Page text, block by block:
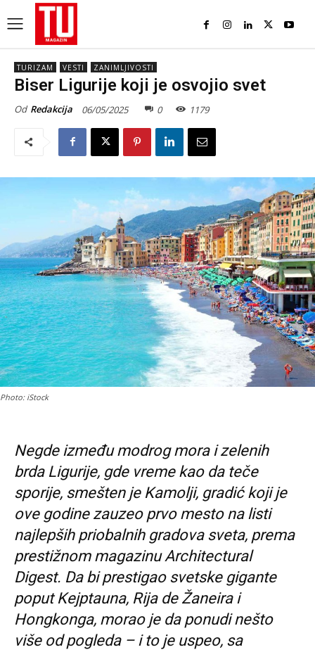
TURIZAM VESTI ZANIMLJIVOSTI
Biser Ligurije koji je osvojio svet
Od Redakcija 06/05/2025 0 1179
Photo: iStock
Negde između modrog mora i zelenih
brda Ligurije, gde vreme kao da teče
sporije, smešten je Kamolji, gradić koji je
ove godine zauzeo prvo mesto na listi
najlepših priobalnih gradova sveta, prema
prestižnom magazinu Architectural
Digest. Da bi prestigao svetske gigante
poput Kejptauna, Rija de Žaneira i
Hongkonga, morao je da ponudi nešto
više od pogleda – i to je uspeo, sa